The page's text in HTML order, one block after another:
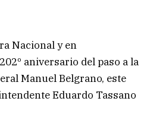
Nacional y en
aniversario del paso a la
Manuel Belgrano, este
Eduardo Tassano